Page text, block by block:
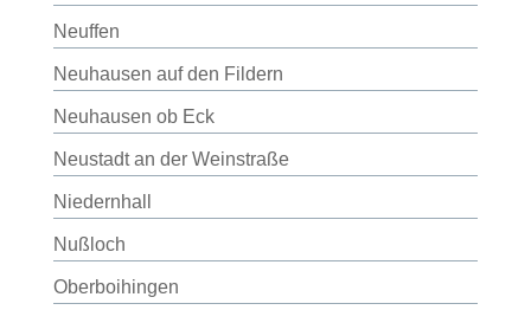
Neuffen
Neuhausen auf den Fildern
Neuhausen ob Eck
Neustadt an der Weinstraße
Niedernhall
Nußloch
Oberboihingen